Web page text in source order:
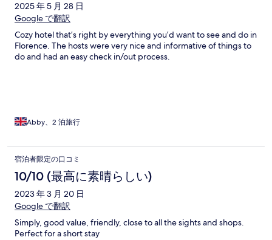
2025 年 5 月 28 日
Google で翻訳
Cozy hotel that’s right by everything you’d want to see and do in
Florence. The hosts were very nice and informative of things to
do and had an easy check in/out process.
Abby、2 泊旅行
宿泊者限定の口コミ
10/10 (最高に素晴らしい)
2023 年 3 月 20 日
Google で翻訳
Simply, good value, friendly, close to all the sights and shops.
Perfect for a short stay